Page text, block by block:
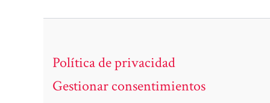
Política de privacidad
Gestionar consentimientos